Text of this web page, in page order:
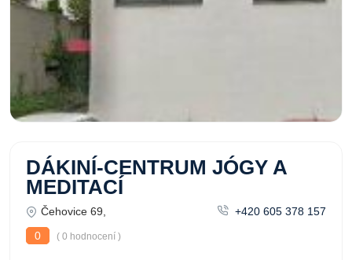
DÁKINÍ-CENTRUM JÓGY A
MEDITACÍ
Čehovice 69,
+420 605 378 157
0
( 0 hodnocení )